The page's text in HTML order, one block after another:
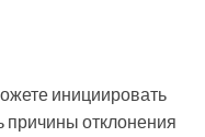
инициировать
причины отклонения